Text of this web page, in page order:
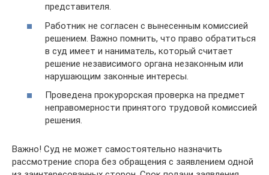
представителя.
Работник не согласен с вынесенным комиссией
решением. Важно помнить, что право обратиться
в суд имеет и наниматель, который считает
решение независимого органа незаконным или
нарушающим законные интересы.
Проведена прокурорская проверка на предмет
неправомерности принятого трудовой комиссией
решения.
Важно! Суд не может самостоятельно назначить
рассмотрение спора без обращения с заявлением одной